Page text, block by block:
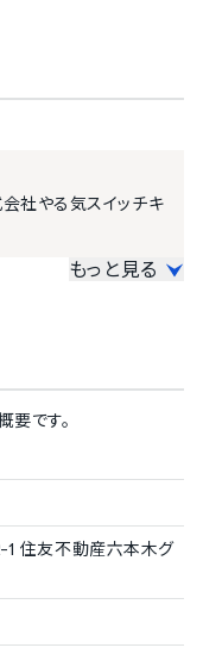
社やる気スイッチキ
もっと見る
要です。
住友不動産六本木グ